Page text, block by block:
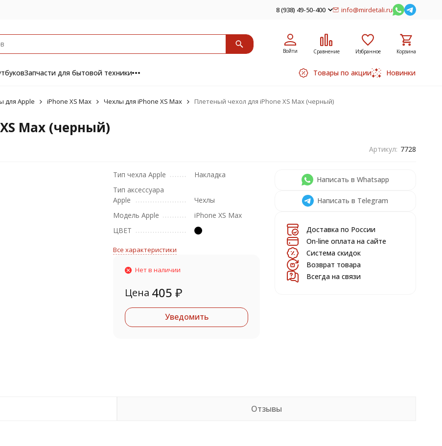
8 (938) 49-50-400 info@mirdetali.ru
Войти Сравнение Избранное Корзина
Запчасти для бытовой техники Товары по акции Новинки
для Apple iPhone XS Max Чехлы для iPhone XS Max Плетеный чехол для iPhone XS Max (черный)
Max (черный)
Артикул: 7728
Тип чехла Apple
Накладка
Тип аксессуара
Apple
Чехлы
Модель Apple
iPhone XS Max
ЦВЕТ
Все характеристики
Нет в наличии
Цена 405 ₽
Уведомить
Написать в Whatsapp
Написать в Telegram
Доставка по России
On-line оплата на сайте
Система скидок
Возврат товара
Всегда на связи
Отзывы